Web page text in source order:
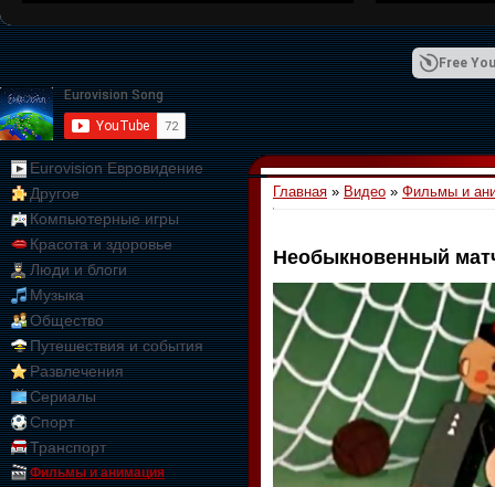
Free
Eurovision Евровидение
Другое
Компьютерные игры
Красота и здоровье
Люди и блоги
Музыка
Общество
Путешествия и события
Развлечения
Сериалы
Спорт
Транспорт
Фильмы и анимация
Главная » Видео » Фильмы и
Необыкновенный